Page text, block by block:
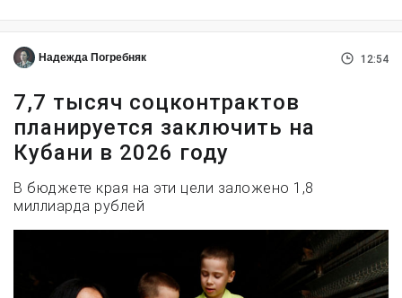
Надежда Погребняк 12:54
7,7 тысяч соцконтрактов
планируется заключить на
Кубани в 2026 году
В бюджете края на эти цели заложено 1,8
миллиарда рублей